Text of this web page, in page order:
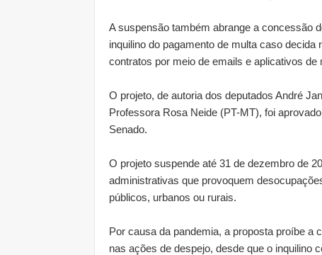
A suspensão também abrange a concessão
inquilino do pagamento de multa caso
contratos por meio de emails e aplicativos de
O projeto, de autoria dos deputados André
Professora Rosa Neide (PT-MT), foi
Senado.
O projeto suspende até 31 de dezembro de
administrativas que provoquem
públicos, urbanos ou rurais.
Por causa da pandemia, a proposta proíbe a
nas ações de despejo, desde que o inquilino